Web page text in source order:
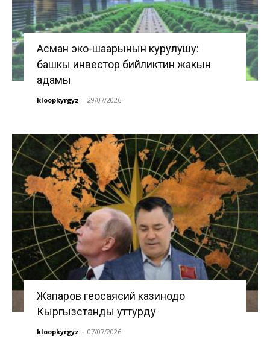
Асман эко-шаарынын курулушу:
башкы инвестор бийликтин жакын
адамы
kloopkyrgyz - 29/07/2026
Жапаров геосаясий казинодо
Кыргызстанды уттурду
kloopkyrgyz - 07/07/2026